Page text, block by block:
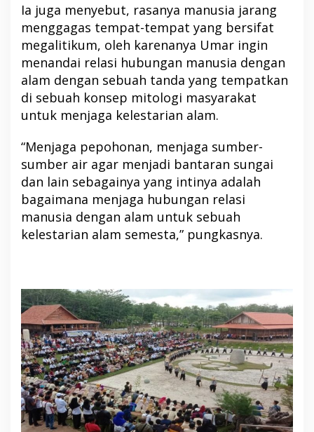
Ia juga menyebut, rasanya manusia jarang
menggagas tempat-tempat yang bersifat
megalitikum, oleh karenanya Umar ingin
menandai relasi hubungan manusia dengan
alam dengan sebuah tanda yang tempatkan
di sebuah konsep mitologi masyarakat
untuk menjaga kelestarian alam.
“Menjaga pepohonan, menjaga sumber-
sumber air agar menjadi bantaran sungai
dan lain sebagainya yang intinya adalah
bagaimana menjaga hubungan relasi
manusia dengan alam untuk sebuah
kelestarian alam semesta,” pungkasnya.